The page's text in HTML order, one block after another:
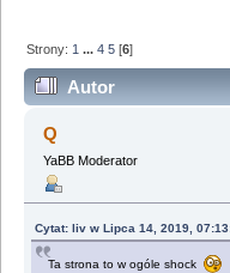
Strony: 1 ...4 5 [6]
Autor
(Przeczytany 195307
Q
YaBB Moderator
Cytat: liv w Lipca 14, 2019,
Ta strona to w ogóle shock